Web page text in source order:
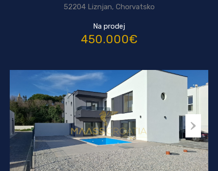
52204 Liznjan, Chorvatsko
Na prodej
450.000€